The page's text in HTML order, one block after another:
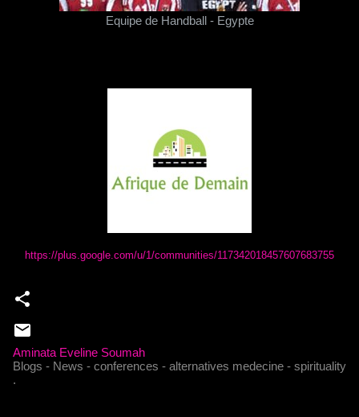
Equipe de Handball - Egypte
https://plus.google.com/u/1/communities/117342018457607683755
Aminata Eveline Soumah
Blogs - News - conferences - alternatives medecine - spirituality
.